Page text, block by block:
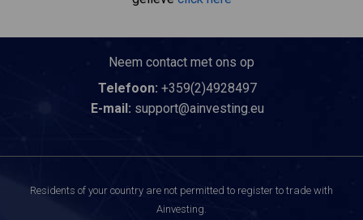
Neem contact met ons op
Telefoon: +359(2)4928497
E-mail: support@ainvesting.eu
Residents of your country are not permitted to register to trade with
Ainvesting.